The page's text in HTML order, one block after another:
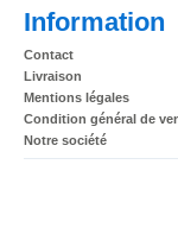
Information
Contact
Livraison
Mentions légales
Condition général de
Notre société